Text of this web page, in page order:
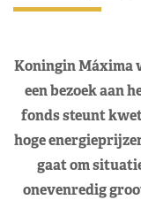
Koningin Máxima
een bezoek aan
fonds steunt
hoge
gaat om
onevenredig